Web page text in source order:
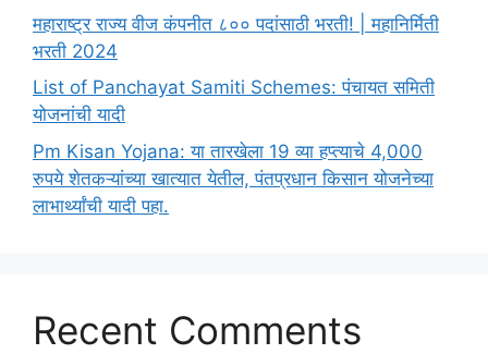
महाराष्ट्र राज्य वीज कंपनीत ८०० पदांसाठी भरती! | महानिर्मिती
भरती 2024
List of Panchayat Samiti Schemes: पंचायत समिती
योजनांची यादी
Pm Kisan Yojana: या तारखेला 19 व्या हप्त्याचे 4,000
रुपये शेतकऱ्यांच्या खात्यात येतील, पंतप्रधान किसान योजनेच्या
लाभार्थ्यांची यादी पहा.
Recent Comments